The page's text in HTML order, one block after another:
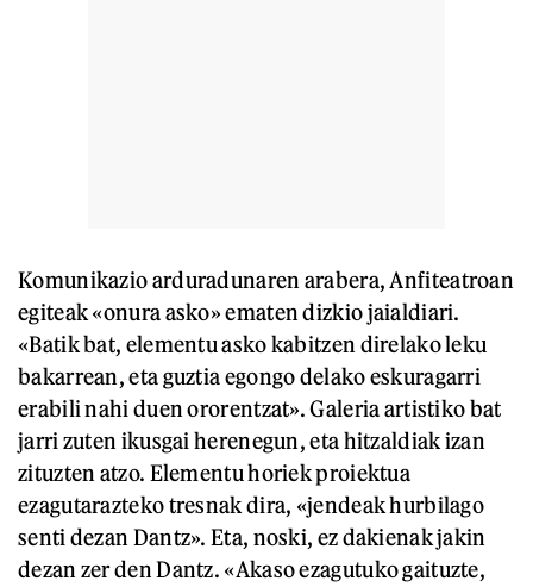
Komunikazio arduradunaren arabera, Anfiteatroan
egiteak «onura asko» ematen dizkio jaialdiari.
«Batik bat, elementu asko kabitzen direlako leku
bakarrean, eta guztia egongo delako eskuragarri
erabili nahi duen ororentzat». Galeria artistiko bat
jarri zuten ikusgai herenegun, eta hitzaldiak izan
zituzten atzo. Elementu horiek proiektua
ezagutarazteko tresnak dira, «jendeak hurbilago
senti dezan Dantz». Eta, noski, ez dakienak jakin
dezan zer den Dantz. «Akaso ezagutuko gaituzte,